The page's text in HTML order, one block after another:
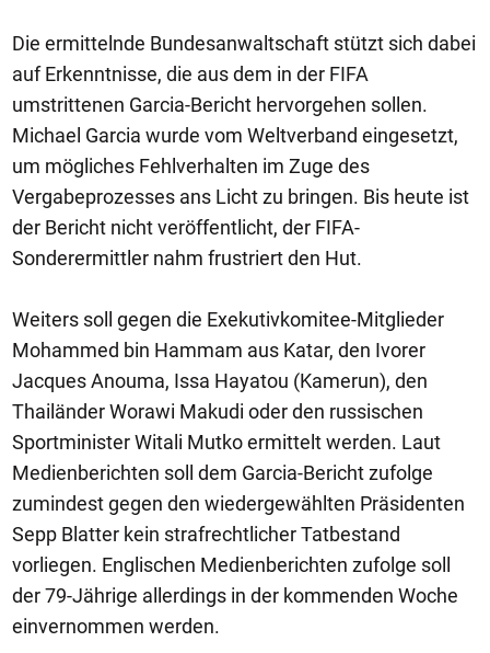
Die ermittelnde Bundesanwaltschaft stützt sich dabei
auf Erkenntnisse, die aus dem in der FIFA
umstrittenen Garcia-Bericht hervorgehen sollen.
Michael Garcia wurde vom Weltverband eingesetzt,
um mögliches Fehlverhalten im Zuge des
Vergabeprozesses ans Licht zu bringen. Bis heute ist
der Bericht nicht veröffentlicht, der FIFA-
Sonderermittler nahm frustriert den Hut.
Weiters soll gegen die Exekutivkomitee-Mitglieder
Mohammed bin Hammam aus Katar, den Ivorer
Jacques Anouma, Issa Hayatou (Kamerun), den
Thailänder Worawi Makudi oder den russischen
Sportminister Witali Mutko ermittelt werden. Laut
Medienberichten soll dem Garcia-Bericht zufolge
zumindest gegen den wiedergewählten Präsidenten
Sepp Blatter kein strafrechtlicher Tatbestand
vorliegen. Englischen Medienberichten zufolge soll
der 79-Jährige allerdings in der kommenden Woche
einvernommen werden.